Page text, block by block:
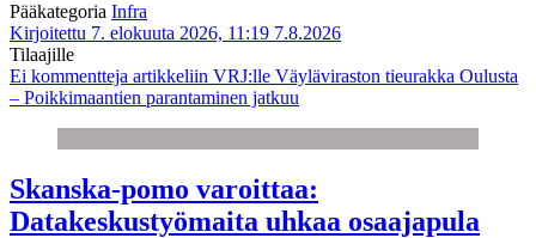
Pääkategoria Infra
Kirjoitettu 7. elokuuta 2026, 11:19 7.8.2026
Tilaajille
Ei kommentteja artikkeliin VRJ:lle Väyläviraston tieurakka Oulusta
– Poikkimaantien parantaminen jatkuu
Skanska-pomo varoittaa:
Datakeskustyömaita uhkaa osaajapula